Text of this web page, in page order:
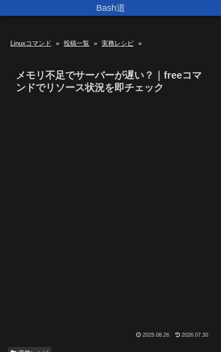
Bash道
Linuxコマンド » 投稿一覧 » 実務レシピ »
メモリ不足でサーバーが遅い？｜freeコマ
ンドでリソース状況を即チェック
2025.08.26 2026.07.30